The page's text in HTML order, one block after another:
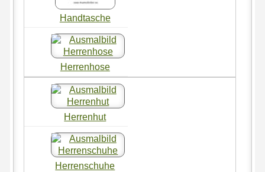
Handtasche
Herrenhose
Herrenhut
Herrenschuhe